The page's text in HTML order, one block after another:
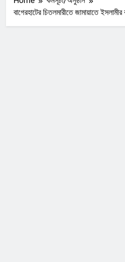
বাগেরহাটের চিতলমারীতে জামায়াতে